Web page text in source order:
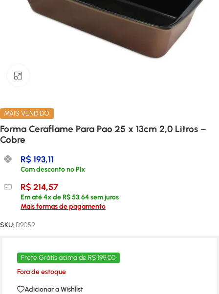
MAIS VENDIDO
Forma Ceraflame Para Pao 25 x 13cm 2,0 Litros –
Cobre
R$193,11
Com desconto no Pix
R$214,57
Em até4x deR$53,64sem juros
Mais formas de pagamento
SKU: D9059
Frete Grátis acima de R$ 199,00
Fora de estoque
Adicionar a Wishlist